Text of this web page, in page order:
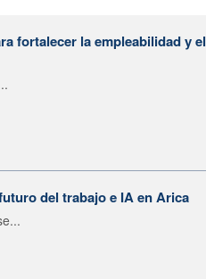
fortalecer la empleabilidad y el
del trabajo e IA en Arica